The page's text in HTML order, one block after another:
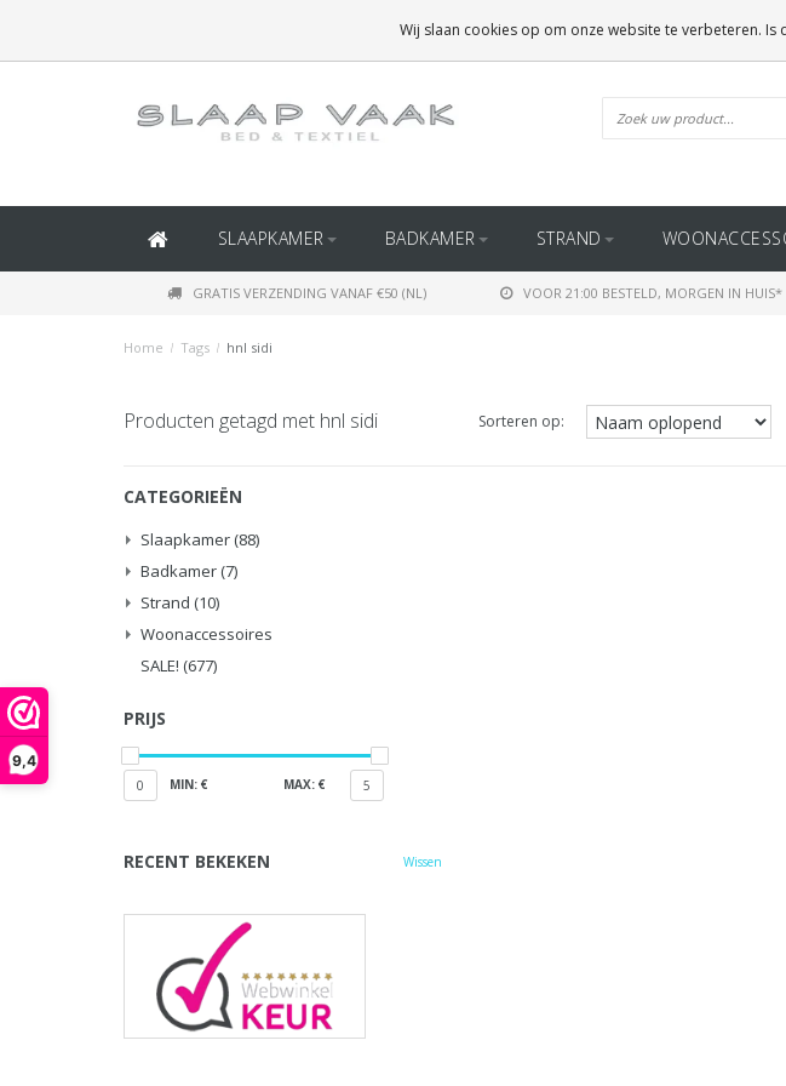
9,4
(BINNEN BELGIË)
SLAAPKAMER BADKAMER STRAND
GRATIS VERZENDING VANAF €50 (NL) VOOR 21:00 BESTELD, MORGEN IN HUIS*
Home / Tags / hnl sidi
Producten getagd met hnl sidi Sorteren op:
CATEGORIEËN
Slaapkamer (88)
Badkamer (7)
Strand (10)
Woonaccessoires
SALE! (677)
PRIJS
0 MIN: € MAX: € 5
RECENT BEKEKEN Wissen
Wij slaan cookies op om onze website te verbeteren. Is